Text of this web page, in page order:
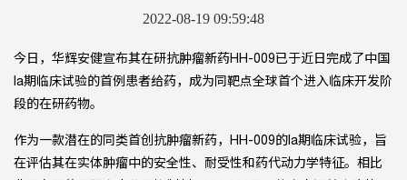
2022-08-19 09:59:48
今日，华辉安健宣布其在研抗肿瘤新药HH-009已于近日完成了中国
Ia期临床试验的首例患者给药，成为同靶点全球首个进入临床开发阶
段的在研药物。
作为一款潜在的同类首创抗肿瘤新药，HH-009的Ia期临床试验，旨
在评估其在实体肿瘤中的安全性、耐受性和药代动力学特征。相比